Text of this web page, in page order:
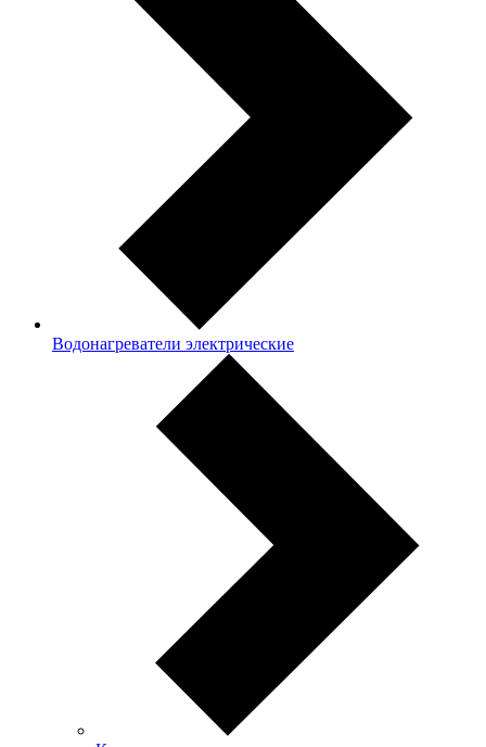
Водонагреватели электрические